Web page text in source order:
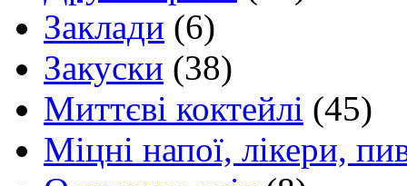
Заклади (6)
Закуски (38)
Миттєві коктейлі (45)
Міцні напої, лікери,